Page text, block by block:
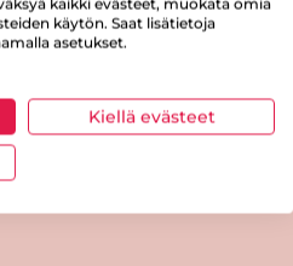
käytön. Saat lisätietoja
asetukset.
Kiellä evästeet